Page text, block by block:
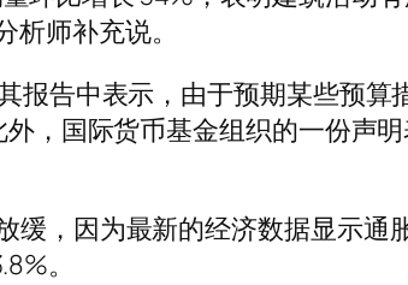
析师补充说。
报告中表示，由于预期某些预
外，国际货币基金组织的一份声
缓，因为最新的经济数据显示通
。